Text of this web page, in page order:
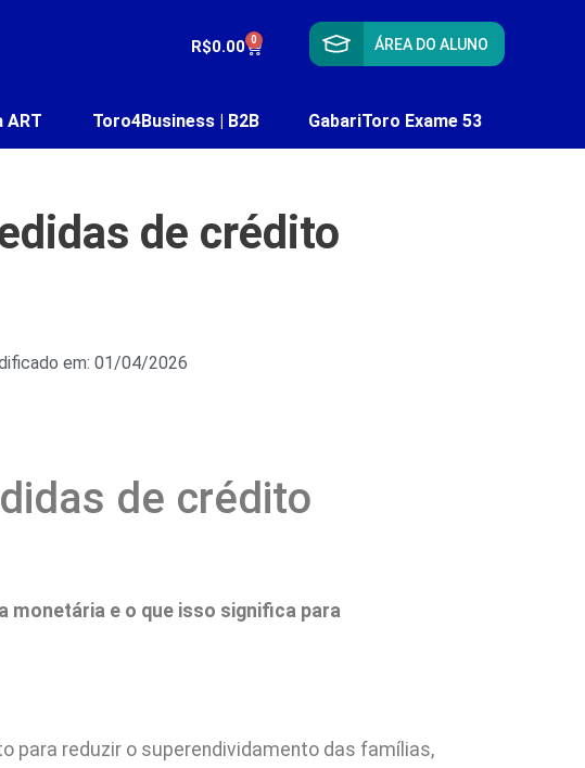
R$0.00 0 ÁREA DO ALUNO
ART Toro4Business | B2B GabariToro Exame 53
de crédito
em: 01/04/2026
de crédito
monetária e o que isso significa para
para reduzir o superendividamento das famílias,